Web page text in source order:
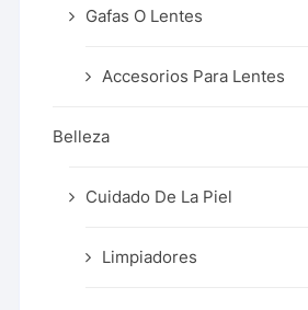
Gafas O Lentes
Accesorios Para Lentes
Belleza
Cuidado De La Piel
Limpiadores